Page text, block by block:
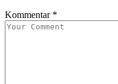
Kommentar *